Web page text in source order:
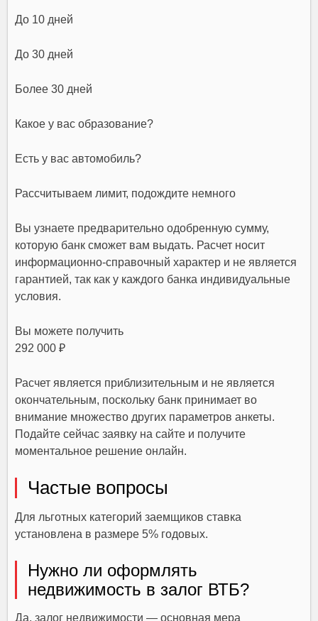
До 10 дней
До 30 дней
Более 30 дней
Какое у вас образование?
Есть у вас автомобиль?
Рассчитываем лимит, подождите немного
Вы узнаете предварительно одобренную сумму,
которую банк сможет вам выдать. Расчет носит
информационно-справочный характер и не является
гарантией, так как у каждого банка индивидуальные
условия.
Вы можете получить
292 000 ₽
Расчет является приблизительным и не является
окончательным, поскольку банк принимает во
внимание множество других параметров анкеты.
Подайте сейчас заявку на сайте и получите
моментальное решение онлайн.
Частые вопросы
Для льготных категорий заемщиков ставка
установлена в размере 5% годовых.
Нужно ли оформлять
недвижимость в залог ВТБ?
Да, залог недвижимости — основная мера